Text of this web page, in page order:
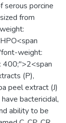
serous porcine
from
weight:
400;">2<span
(P),
peel extract (J)
bactericidal,
ability to be